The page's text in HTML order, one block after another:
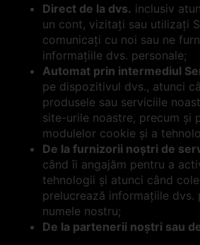
Direct de la dvs. inclusiv
un cont, vizitați sau utilizați
comunicați cu noi sau ne
informațiile dvs. personale;
Automat prin intermediul
pe dispozitivul dvs., atunci
produsele sau serviciile
site-urile noastre, precum și
modulelor cookie și a
De la furnizorii noștri de
când îi angajăm pentru a
tehnologii și atunci când
prelucrează informațiile dvs.
numele nostru;
De la partenerii noștri sau